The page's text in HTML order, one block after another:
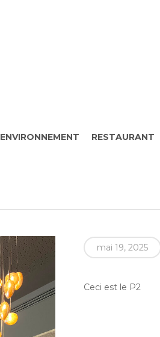
ENVIRONNEMENT RESTAURANT
mai 19, 2025
Ceci est le P2